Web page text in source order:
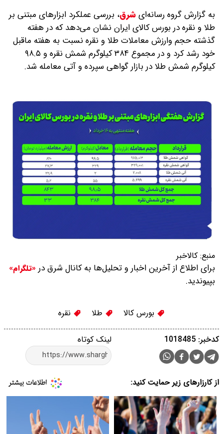
به گزارش گروه رسانه‌ایشرق، بررسی عملکرد ابزارهای مبتنی بر
طلا و نقره در بورس کالای ایران نشان می‌‎دهد که در هفته
گذشته حجم وارزش معاملات طلا و نقره نسبت به هفته ماقبل
خود رشد کرد و در مجموع ۳۸۴ کیلوگرم شمش نقره و ۹۸.۵
کیلوگرم شمش طلا در بازار گواهی سپرده و آتی معامله شد.
منبع: کالاخبر
برای اطلاع از آخرین اخبار و تحلیل‌ها به کانال شرق در «تلگرام»
بپیوندید.
بورس کالا طلا نقره
لینک کوتاه کدخبر: 1018485
از کارزارهای زیر حمایت کنید: